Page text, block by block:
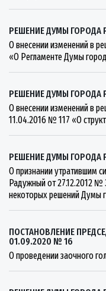
РЕШЕНИЕ ДУМЫ ГОРОДА
О внесении изменений в
«О Регламенте Думы
РЕШЕНИЕ ДУМЫ ГОРОДА
О внесении изменений в
11.04.2016 № 117 «О
РЕШЕНИЕ ДУМЫ ГОРОДА
О признании утратившим
Радужный от 27.12.2012 №
некоторых решений Думы
ПОСТАНОВЛЕНИЕ
01.09.2020 № 16
О проведении заочного